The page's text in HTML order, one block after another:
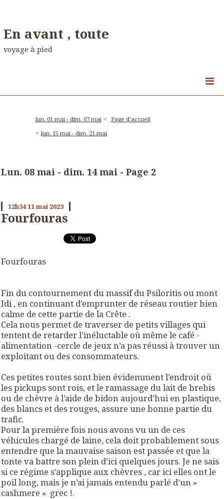
En avant , toute
voyage à pied
lun. 01 mai - dim. 07 mai
Page d'accueil
lun. 15 mai - dim. 21 mai
Lun. 08 mai - dim. 14 mai - Page 2
12h3411mai 2023
Fourfouras
Fourfouras
Fin du contournement du massif du Psiloritis ou mont
Idi , en continuant d’emprunter de réseau routier bien
calme de cette partie de la Crête .
Cela nous permet de traverser de petits villages qui
tentent de retarder l’inéluctable où même le café -
alimentation -cercle de jeux n’a pas réussi à trouver un
exploitant ou des consommateurs.
Ces petites routes sont bien évidemment l’endroit où
les pickups sont rois, et le ramassage du lait de brebis
ou de chèvre à l’aide de bidon aujourd’hui en plastique,
des blancs et des rouges, assure une bonne partie du
trafic.
Pour la première fois nous avons vu un de ces
véhicules chargé de laine, cela doit probablement sous
entendre que la mauvaise saison est passée et que la
tonte va battre son plein d’ici quelques jours. Je ne sais
si ce régime s’applique aux chèvres , car ici elles ont le
poil long, mais je n’ai jamais entendu parlé d’un »
cashmere « grec !.